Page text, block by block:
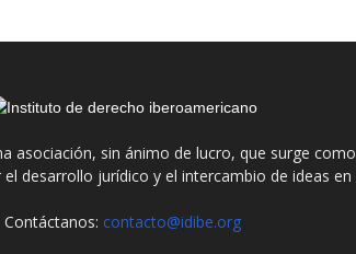
asociación, sin ánimo de lucro, que surge
desarrollo jurídico y el intercambio de ideas
Contáctanos: contacto@idibe.org